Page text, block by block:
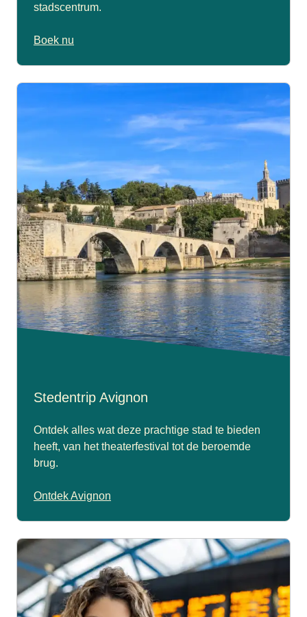
stadscentrum.
Boek nu
Stedentrip Avignon
Ontdek alles wat deze prachtige stad te bieden
heeft, van het theaterfestival tot de beroemde
brug.
Ontdek Avignon